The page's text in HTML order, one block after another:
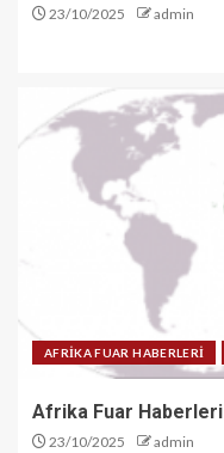
23/10/2025 admin
AFRİKA FUAR HABERLERİ
Afrika Fuar Haberleri
23/10/2025 admin